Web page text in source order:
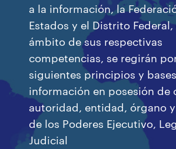
a la información, la
Estados y el Distrito Federal,
ámbito de sus respectivas
competencias, se regirán
siguientes principios y
información en posesión de
autoridad, entidad, órgano
de los Poderes Ejecutivo,
Judicial